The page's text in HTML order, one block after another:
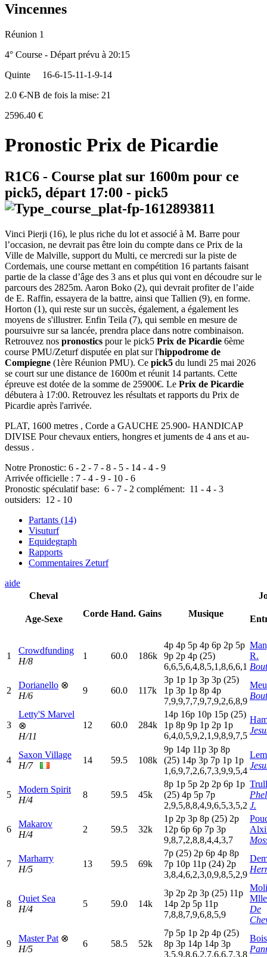
Vincennes
Réunion 1
4° Course - Départ prévu à 20:15
Quinte
16-6-15-11-1-9-14
2.0 €-NB de fois la mise: 21
2596.40 €
Pronostic Prix de Picardie
R1C6 - Course plat sur 1600m pour ce
pick5, départ 17:00 - pick5
Vinci Pierji (16), le plus riche du lot et associé à M. Barre pour
l’occasion, ne devrait pas être loin du compte dans ce Prix de la
Ville de Malville, support du Multi, ce mercredi sur la piste de
Cordemais, une course mettant en compétition 16 partants faisant
partie de la classe d’âge des 3 ans et plus qui vont en découdre sur le
parcours des 2825m. Aaron Boko (2), qui devrait profiter de l’aide
de E. Raffin, essayera de la battre, ainsi que Tallien (9), en forme.
Horton (1), qui reste sur un succès, également, a également les
moyens de s'illustrer. Enfin Teila (7), qui semble en mesure de
poursuivre sur sa lancée, prendra place dans notre combinaison.
Retrouvez nos pronostics pour le pick5 Prix de Picardie 6ème
course PMU/Zeturf disputée en plat sur l'hippodrome de
Compiegne (1ère Réunion PMU). Ce pick5 du lundi 25 mai 2026
se court sur une distance de 1600m et réunit 14 partants. Cette
épreuve est dotée de la somme de 25900€. Le Prix de Picardie
débutera à 17:00. Retrouvez les résultats et rapports du Prix de
Picardie après l'arrivée.
PLAT, 1600 metres , Corde a GAUCHE 25.900- HANDICAP
DIVISE Pour chevaux entiers, hongres et juments de 4 ans et au-
dessus .
Notre Pronostic: 6 - 2 - 7 - 8 - 5 - 14 - 4 - 9
Arrivée officielle : 7 - 4 - 9 - 10 - 6
Pronostic spéculatif base: 6 - 7 - 2 complément: 11 - 4 - 3
outsiders: 12 - 10
Partants (14)
Visuturf
Equidegraph
Rapports
Commentaires Zeturf
aide
Cheval
Age-Sexe
Corde Hand. Gains Musique
1
Crowdfunding
H/8
1 60.0 186k
4p 4p 5p 4p 6p 2p 5p
9p 2p 4p (25)
6,6,5,6,4,8,5,1,8,6,6,1
R.
2
Dorianello ⊗
H/6
9 60.0 117k
3p 1p 1p 3p 3p (25)
1p 3p 1p 8p 4p
7,9,9,7,7,9,7,9,2,6,8,9
3
Letty'S Marvel
⊗
H/11
12 60.0 284k
14p 16p 10p 15p (25)
1p 8p 9p 1p 2p 1p
6,4,0,5,9,2,1,9,8,9,7,5
4
Saxon Village
H/7
14 59.5 108k
9p 14p 11p 3p 8p
(25) 14p 3p 7p 1p 1p
1,6,9,7,2,6,7,3,9,9,5,4
5
Modern Spirit
H/4
8 59.5 45k
8p 1p 5p 2p 2p 6p 1p
(25) 4p 5p 7p
2,9,5,8,8,4,9,6,5,3,5,2 J.
6
Makarov
H/4
2 59.5 32k
1p 2p 3p 8p (25) 2p
12p 6p 6p 7p 3p
9,8,7,2,8,8,4,4,3,7
7
Marharry
H/5
13 59.5 69k
7p (25) 2p 6p 4p 8p
7p 10p 11p (24) 2p
3,8,4,6,2,3,0,9,8,5,2,9
8
Quiet Sea
H/4
5 59.0 14k
3p 2p 2p 3p (25) 11p
14p 2p 5p 11p
7,8,8,7,9,6,8,5,9
De
9
Master Pat ⊗
H/5
6 58.5 52k
7p 5p 1p 2p 4p (25)
8p 3p 14p 14p 3p
3,5,9,8,6,2,7,6,6,7,3,8